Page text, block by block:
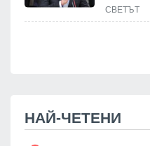
СВЕТЪТ
НАЙ-ЧЕТЕНИ